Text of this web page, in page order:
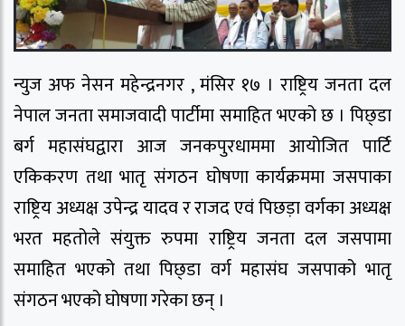
न्युज अफ नेसन महेन्द्रनगर , मंसिर १७ । राष्ट्रिय जनता दल
नेपाल जनता समाजवादी पार्टीमा समाहित भएको छ । पिछ्डा
बर्ग महासंघद्वारा आज जनकपुरधाममा आयोजित पार्टि
एकिकरण तथा भातृ संगठन घोषणा कार्यक्रममा जसपाका
राष्ट्रिय अध्यक्ष उपेन्द्र यादव र राजद एवं पिछड़ा वर्गका अध्यक्ष
भरत महतोले संयुक्त रुपमा राष्ट्रिय जनता दल जसपामा
समाहित भएको तथा पिछ्डा वर्ग महासंघ जसपाको भातृ
संगठन भएको घोषणा गरेका छन् ।